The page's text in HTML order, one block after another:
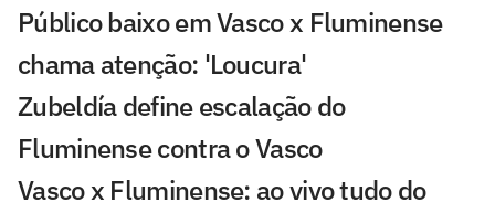
Público baixo em Vasco x Fluminense
chama atenção: 'Loucura'
Zubeldía define escalação do
Fluminense contra o Vasco
Vasco x Fluminense: ao vivo tudo do